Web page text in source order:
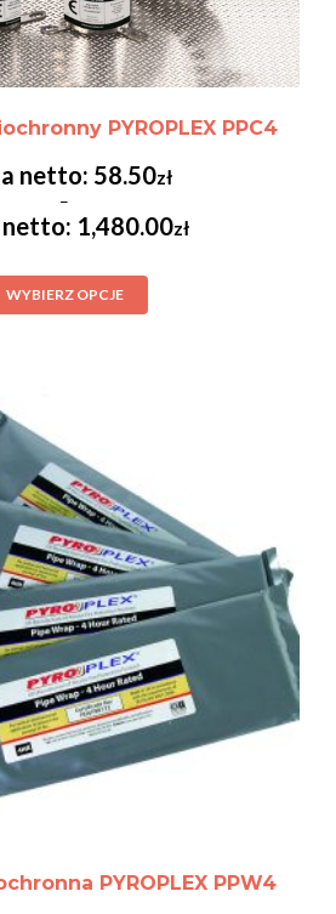
PYROPLEX PPC4
58.50zł
–
1,480.00zł
WYBIERZ OPCJE
PYROPLEX PPW4